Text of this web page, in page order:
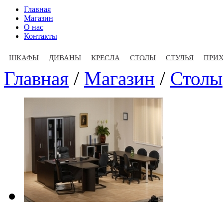
Главная
Магазин
О нас
Контакты
ШКАФЫ ДИВАНЫ КРЕСЛА СТОЛЫ СТУЛЬЯ
Главная / Магазин / Столы